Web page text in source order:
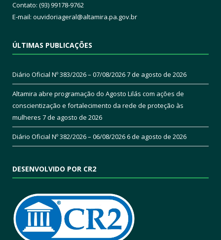
Contato: (93) 99178-9762
E-mail: ouvidoriageral@altamira.pa.gov.br
ÚLTIMAS PUBLICAÇÕES
Diário Oficial Nº 383/2026 – 07/08/20267 de agosto de 2026
Altamira abre programação do Agosto Lilás com ações de
conscientização e fortalecimento da rede de proteção às
mulheres 7 de agosto de 2026
Diário Oficial Nº 382/2026 – 06/08/20266 de agosto de 2026
DESENVOLVIDO POR CR2